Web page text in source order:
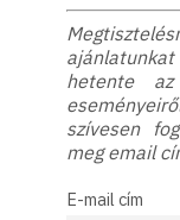
hetente
szívesen
meg email
E-mail cím